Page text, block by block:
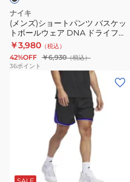
ー
ト
パ
ン
ツ
ツ
バ
ス
ケ
ッ
DNA
ナイキ
(メンズ)ショートパンツ バスケッ
トボールウェア DNA ドライフィ
ット 黒 FN2605-010
￥3,980 （税込）
42%OFF ￥6,930（税込）
36ポイント
ト
ブ
ラ
ネ
イ